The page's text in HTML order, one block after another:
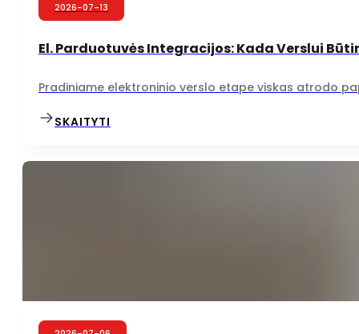
2026-07-13
El. Parduotuvės Integracijos: Kada Verslui
Pradiniame elektroninio verslo etape viskas atrodo
SKAITYTI